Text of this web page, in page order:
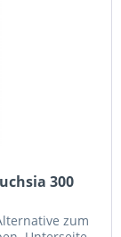
300
zum